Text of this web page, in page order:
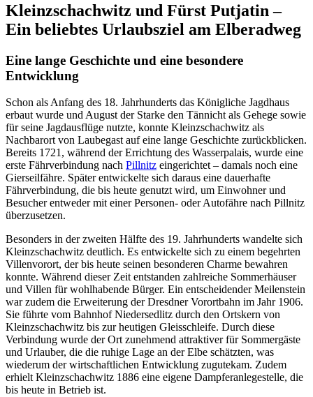
Kleinzschachwitz und Fürst Putjatin –
Ein beliebtes Urlaubsziel am Elberadweg
Eine lange Geschichte und eine besondere
Entwicklung
Schon als Anfang des 18. Jahrhunderts das Königliche Jagdhaus
erbaut wurde und August der Starke den Tännicht als Gehege sowie
für seine Jagdausflüge nutzte, konnte Kleinzschachwitz als
Nachbarort von Laubegast auf eine lange Geschichte zurückblicken.
Bereits 1721, während der Errichtung des Wasserpalais, wurde eine
erste Fährverbindung nach Pillnitz eingerichtet – damals noch eine
Gierseilfähre. Später entwickelte sich daraus eine dauerhafte
Fährverbindung, die bis heute genutzt wird, um Einwohner und
Besucher entweder mit einer Personen- oder Autofähre nach Pillnitz
überzusetzen.
Besonders in der zweiten Hälfte des 19. Jahrhunderts wandelte sich
Kleinzschachwitz deutlich. Es entwickelte sich zu einem begehrten
Villenvorort, der bis heute seinen besonderen Charme bewahren
konnte. Während dieser Zeit entstanden zahlreiche Sommerhäuser
und Villen für wohlhabende Bürger. Ein entscheidender Meilenstein
war zudem die Erweiterung der Dresdner Vorortbahn im Jahr 1906.
Sie führte vom Bahnhof Niedersedlitz durch den Ortskern von
Kleinzschachwitz bis zur heutigen Gleisschleife. Durch diese
Verbindung wurde der Ort zunehmend attraktiver für Sommergäste
und Urlauber, die die ruhige Lage an der Elbe schätzten, was
wiederum der wirtschaftlichen Entwicklung zugutekam. Zudem
erhielt Kleinzschachwitz 1886 eine eigene Dampferanlegestelle, die
bis heute in Betrieb ist.